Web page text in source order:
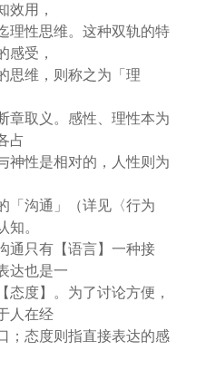
效用，
理性思维。这种双轨的特
感受，
思维，则称之为「理
章取义。感性、理性本为
占
神性是相对的，人性则为
「沟通」（详见〈行为
。
通只有【语言】一种接
达也是一
态度】。为了讨论方便，
人在经
；态度则指直接表达的感